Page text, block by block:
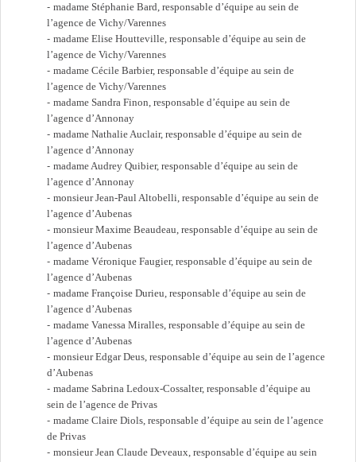
madame Stéphanie Bard, responsable d’équipe au sein de
l’agence de Vichy/Varennes
madame Elise Houtteville, responsable d’équipe au sein de
l’agence de Vichy/Varennes
madame Cécile Barbier, responsable d’équipe au sein de
l’agence de Vichy/Varennes
madame Sandra Finon, responsable d’équipe au sein de
l’agence d’Annonay
madame Nathalie Auclair, responsable d’équipe au sein de
l’agence d’Annonay
madame Audrey Quibier, responsable d’équipe au sein de
l’agence d’Annonay
monsieur Jean‑Paul Altobelli, responsable d’équipe au sein de
l’agence d’Aubenas
monsieur Maxime Beaudeau, responsable d’équipe au sein de
l’agence d’Aubenas
madame Véronique Faugier, responsable d’équipe au sein de
l’agence d’Aubenas
madame Françoise Durieu, responsable d’équipe au sein de
l’agence d’Aubenas
madame Vanessa Miralles, responsable d’équipe au sein de
l’agence d’Aubenas
monsieur Edgar Deus, responsable d’équipe au sein de l’agence
d’Aubenas
madame Sabrina Ledoux-Cossalter, responsable d’équipe au
sein de l’agence de Privas
madame Claire Diols, responsable d’équipe au sein de l’agence
de Privas
monsieur Jean Claude Deveaux, responsable d’équipe au sein